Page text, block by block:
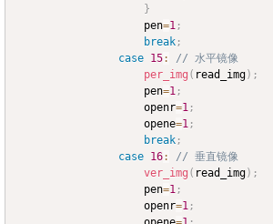
}
					pen
=1 ;
break ;
case 15:
// 水平镜像
per_img ( read_img) ;
					pen
=1 ;
					openr
=1 ;
					opene
=1 ;
break ;
case 16:
// 垂直镜像
ver_img ( read_img) ;
					pen
=1 ;
					openr
=1 ;